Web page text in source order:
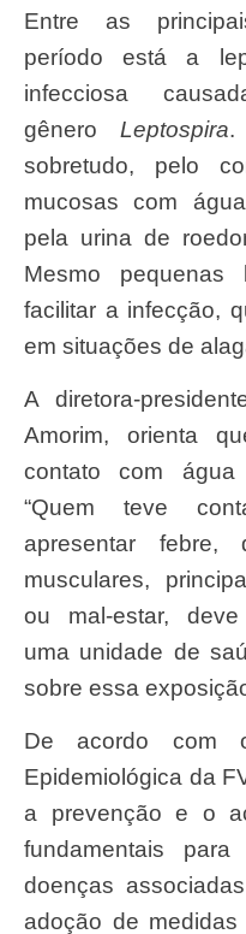
Entre as principais preocupações neste
período está a
infecciosa
gênero Leptospira.
sobretudo, pelo
mucosas com
pela urina de
Mesmo
facilitar a infecção,
em situações de
A diretora-presidente da FVS-RCP, Tatyana
Amorim, orienta
contato com
“Quem teve
apresentar
musculares,
ou mal-estar, deve
uma unidade de
sobre essa
De acordo com o diretor de Vigilância
Epidemiológica da
a prevenção e o
fundamentais
doenças
adoção de